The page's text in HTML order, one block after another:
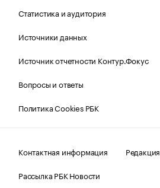
Статистика и аудитория
Источники данных
Источник отчетности Контур.Фокус
Вопросы и ответы
Политика Cookies РБК
Контактная информация
Редакция
Рассылка РБК Новости